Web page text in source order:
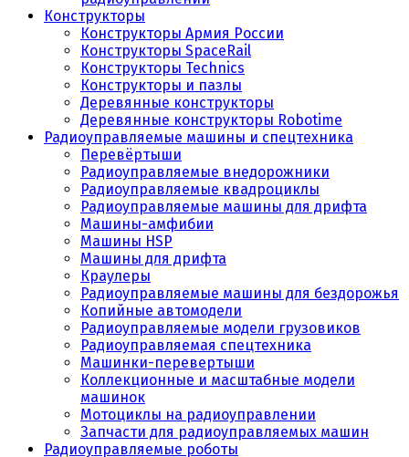
Конструкторы
Конструкторы Армия России
Конструкторы SpaceRail
Конструкторы Technics
Конструкторы и пазлы
Деревянные конструкторы
Деревянные конструкторы Robotime
Радиоуправляемые машины и спецтехника
Перевёртыши
Радиоуправляемые внедорожники
Радиоуправляемые квадроциклы
Радиоуправляемые машины для дрифта
Машины-амфибии
Машины HSP
Машины для дрифта
Краулеры
Радиоуправляемые машины для бездорожья
Копийные автомодели
Радиоуправляемые модели грузовиков
Радиоуправляемая спецтехника
Машинки-перевертыши
Коллекционные и масштабные модели
машинок
Мотоциклы на радиоуправлении
Запчасти для радиоуправляемых машин
Радиоуправляемые роботы